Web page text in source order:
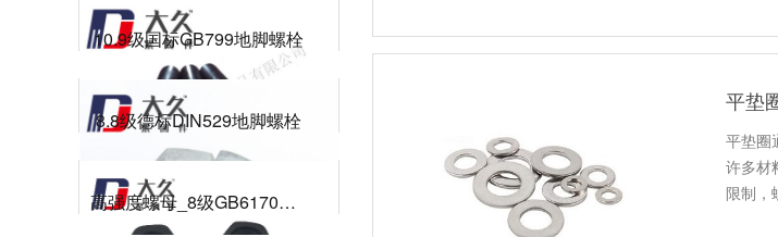
平垫
平垫圈
许多材
限制，
10.9级国标GB799地脚螺栓
8.8级德标DIN529地脚螺栓